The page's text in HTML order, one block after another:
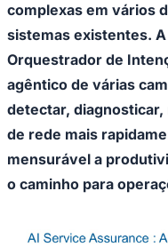
Goiás
complexas em vários
sistemas existentes.
Orquestrador de
agêntico de várias
detectar,
de rede mais
mensurável a
o caminho para